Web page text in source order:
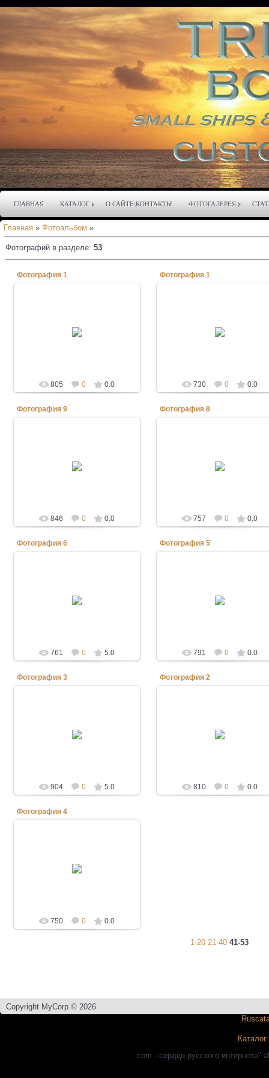
ГЛАВНАЯ КАТАЛОГ О САЙТЕ\КОНТАКТЫ ФОТОГАЛЕРЕЯ
Главная » Фотоальбом »
Фотографий в разделе: 53
Фотография 1
805 0 0.0
Фотография 1
730 0 0.0
Фотография 9
846 0 0.0
Фотография 8
757 0 0.0
Фотография 6
761 0 5.0
Фотография 5
791 0 0.0
Фотография 3
904 0 5.0
Фотография 2
810 0 0.0
Фотография 4
750 0 0.0
1-20 21-40 41-53
Copyright MyCorp © 2026
com - сердце русского интернета"